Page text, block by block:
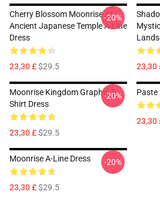
Cherry Blossom Moonrise At
Ancient Japanese Temple A-Line
Dress
23,30 £$29.5
-20%
23,30
Moonrise Kingdom Graphic T-
Shirt Dress
23,30 £$29.5
-20% Paste
23,30
Moonrise A-Line Dress
23,30 £$29.5
-20%